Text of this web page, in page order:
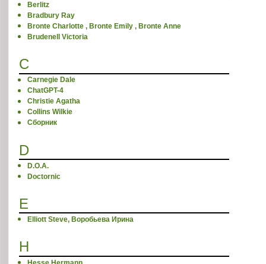
Berlitz
Bradbury Ray
Bronte Charlotte , Bronte Emily , Bronte Anne
Brudenell Victoria
C
Carnegie Dale
ChatGPT-4
Christie Agatha
Collins Wilkie
Cборник
D
D.O.A.
Doctornic
E
Elliott Steve, Воробьева Ирина
H